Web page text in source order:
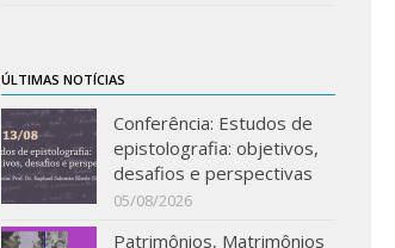
ÚLTIMAS NOTÍCIAS
Conferência: Estudos de
epistolografia: objetivos,
desafios e perspectivas
05/08/2026
Patrimônios, Matrimônios